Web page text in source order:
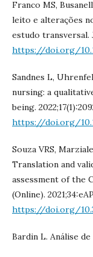
Franco MS,
leito e alterações
estudo transversal.
https://doi.org/
Sandnes L,
nursing: a
being.
https://doi.org/
Souza VRS,
Translation and
assessment of the
(Online).
https://doi.org/
Bardin L. Análise de